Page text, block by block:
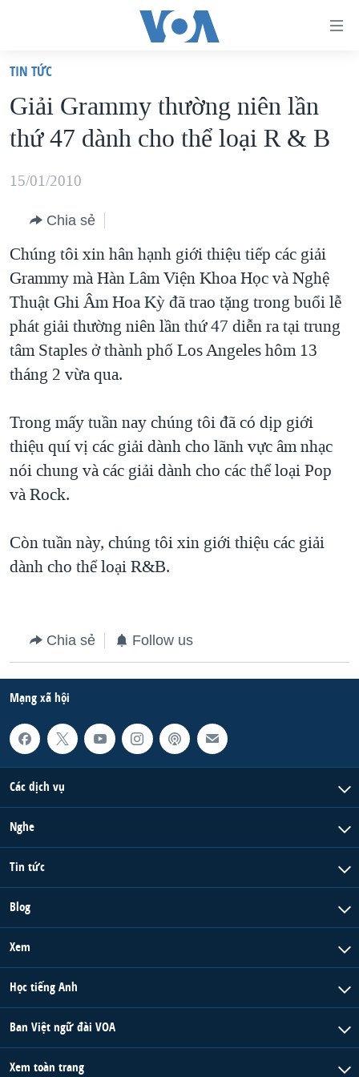
truy
cập
Tới
dung
chính
điều
hướng
chính
Đi
tới
"Tìm"
VIỆT NAM
HOA KỲ
BIỂN ĐÔNG
BLOG
DIỄN ĐÀN
MỤC
TỰ DO BÁO CHÍ
VẠCH TRẦN TIN GIẢ
NGƯỜI VIỆT HẢI NGOẠI
KINH TẾ
KHOA HỌC
SỨC KHOẺ
THỂ THAO
CHUYÊN ĐỀ
CHIẾN TRANH THƯƠNG MẠI CỦA MỸ: QUÁ KHỨ VÀ HIỆN
MỘT NĂM CHIẾN TRANH TẠI DẢI GAZA
GIẢI MÃ VÀNH ĐAI & CON ĐƯỜNG
NGÀY TỊ NẠN THẾ GIỚI
GROUND ZERO – XƯA VÀ NAY
CHI PHÍ CHIẾN TRANH AFGHANISTAN
TRỊNH VĨNH BÌNH VS. CHÍNH PHỦ VIỆT NAM
NGƯ DÂN VIỆT VÀ LÀN SÓNG TRỘM HẢI SÂM
BÊN KIA QUỐC LỘ: TIẾNG VỌNG TỪ NÔNG THÔN MỸ
QUAN HỆ VIỆT MỸ
HỌC TIẾNG ANH
VIDEO
MẠNG XÃ HỘI
TIN TỨC
Giải Grammy thường niên lần
thứ 47 dành cho thể loại R & B
15/01/2010
Chia sẻ
Chúng tôi xin hân hạnh giới thiệu tiếp các giải
Grammy mà Hàn Lâm Viện Khoa Học và Nghệ
Thuật Ghi Âm Hoa Kỳ đã trao tặng trong buổi lễ
phát giải thường niên lần thứ 47 diễn ra tại trung
tâm Staples ở thành phố Los Angeles hôm 13
tháng 2 vừa qua.
Trong mấy tuần nay chúng tôi đã có dịp giới
thiệu quí vị các giải dành cho lãnh vực âm nhạc
nói chung và các giải dành cho các thể loại Pop
và Rock.
Còn tuần này, chúng tôi xin giới thiệu các giải
dành cho thể loại R&B.
Chia sẻ Follow us
Mạng xã hội
Các dịch vụ
Nghe
Tin tức
Blog
Xem
Học tiếng Anh
Ban Việt ngữ đài VOA
Xem toàn trang